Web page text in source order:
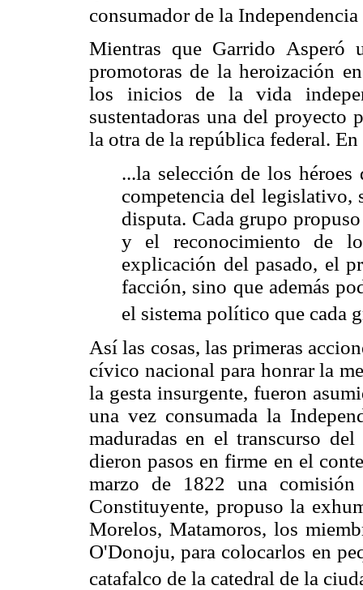
consumador de la
Mientras que Garrido Asperó
promotoras de la heroización
los inicios de la vida
sustentadoras una del
la otra de la república federal. En
...la selección de los
competencia del legislativo,
disputa. Cada grupo
y el reconocimiento de
explicación del pasado, el
facción, sino que además
el sistema político que cada
Así las cosas, las primeras
cívico nacional para honrar la
la gesta insurgente, fueron
una vez consumada la
maduradas en el transcurso
dieron pasos en firme en el
marzo de 1822 una comisión
Constituyente, propuso la
Morelos, Matamoros, los
O'Donoju, para colocarlos en
catafalco de la catedral de la